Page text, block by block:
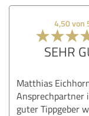
4,50 von
SEHR
Matthias
Ansprechpartner
guter Tippgeber